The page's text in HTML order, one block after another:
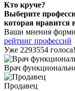
Кто круче?
Выберите
которая нравится
Ваши мнения
рейтинг профессий
Уже 2293554 голоса!
Врач
Продавец